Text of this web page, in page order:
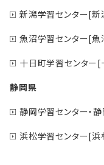
新潟学習センター[新
魚沼学習センター[魚
十日町学習センター
静岡県
静岡学習センター・
浜松学習センター[浜